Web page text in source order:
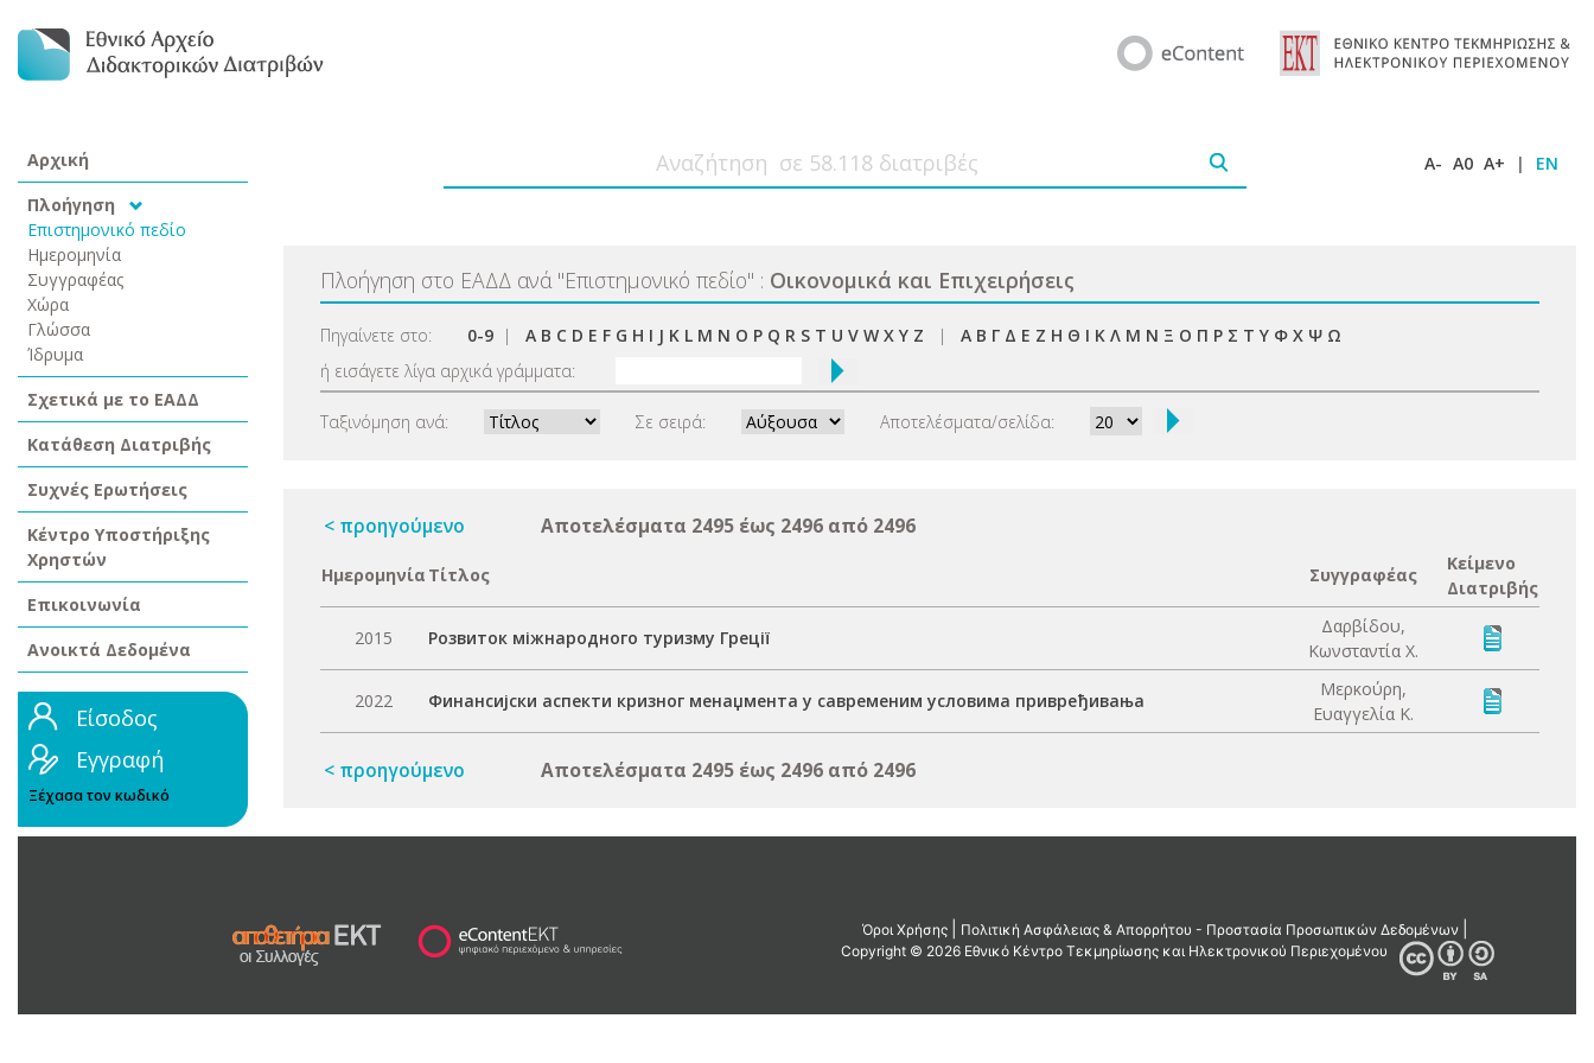
Αρχική
Πλοήγηση
Επιστημονικό πεδίο
Ημερομηνία
Συγγραφέας
Χώρα
Γλώσσα
Ίδρυμα
Σχετικά με το ΕΑΔΔ
Κατάθεση Διατριβής
Συχνές Ερωτήσεις
Κέντρο Υποστήριξης
Χρηστών
Επικοινωνία
Ανοικτά Δεδομένα
Είσοδος
Εγγραφή
Ξέχασα τον κωδικό
A- A0 A+ | EN
Πλοήγηση στο ΕΑΔΔ ανά "Επιστημονικό πεδίο" : Οικονομικά και Επιχειρήσεις
Πηγαίνετε στο: 0-9 | A B C D E F G H I J K L M N O P Q R S T U V W X Y Z | Α Β Γ Δ Ε Ζ Η Θ Ι Κ Λ Μ Ν Ξ Ο Π Ρ Σ Τ Υ Φ Χ Ψ Ω
ή εισάγετε λίγα αρχικά γράμματα:
Ταξινόμηση ανά: Σε σειρά: Αποτελέσματα/σελίδα:
< προηγούμενο Αποτελέσματα 2495 έως 2496 από 2496
Ημερομηνία Τίτλος Συγγραφέας
Κείμενο
Διατριβής
2015 Розвиток міжнародного туризму Греції
Δαρβίδου,
Κωνσταντία Χ.
2022 Финансијски аспекти кризног менаџмента у савременим условима привређивања
Μερκούρη,
Ευαγγελία Κ.
< προηγούμενο Αποτελέσματα 2495 έως 2496 από 2496